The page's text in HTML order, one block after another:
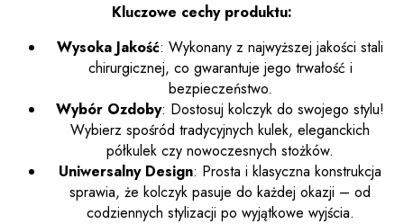
Kluczowe cechy produktu:
Wysoka Jakość: Wykonany z najwyższej jakości stali
chirurgicznej, co gwarantuje jego trwałość i
bezpieczeństwo.
Wybór Ozdoby: Dostosuj kolczyk do swojego stylu!
Wybierz spośród tradycyjnych kulek, eleganckich
półkulek czy nowoczesnych stożków.
Uniwersalny Design: Prosta i klasyczna konstrukcja
sprawia, że kolczyk pasuje do każdej okazji – od
codziennych stylizacji po wyjątkowe wyjścia.